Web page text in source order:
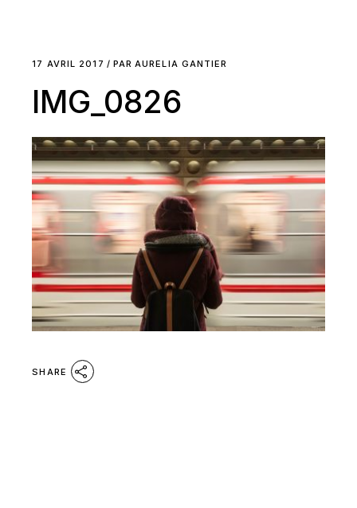
17 AVRIL 2017 PAR AURELIA GANTIER
IMG_0826
SHARE